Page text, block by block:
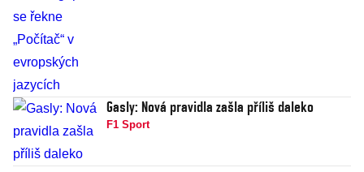
Gasly: Nová pravidla zašla příliš daleko
F1 Sport